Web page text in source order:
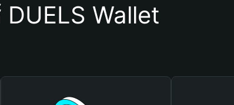
Wallet